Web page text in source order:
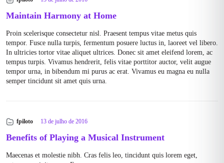
Maintain Harmony at Home
Proin scelerisque consectetur nisl. Praesent tempus vitae metus quis
tempor. Fusce nulla turpis, fermentum posuere luctus in, laoreet vel libero.
In ultricies tortor vitae aliquet ultrices. Donec sit amet eleifend lorem, ac
tempus turpis. Vivamus hendrerit, felis vitae porttitor auctor, velit augue
tempor urna, in bibendum mi purus ac erat. Vivamus eu magna eu nulla
semper tincidunt sit amet quis urna.
fpiloto 13 de julho de 2016
Benefits of Playing a Musical Instrument
Maecenas et molestie nibh. Cras felis leo, tincidunt quis lorem eget,